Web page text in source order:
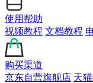
使用帮助
视频教程 文档教程
购买渠道
京东自营旗舰店 天